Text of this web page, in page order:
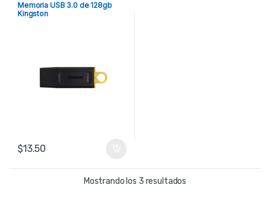
Memoria USB 3.0 de 128gb
Kingston
$13.50
Mostrando los 3 resultados